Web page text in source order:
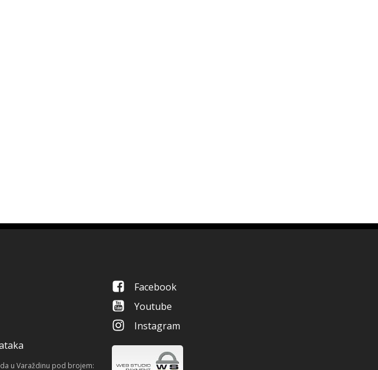
u Varaždinu pod brojem:
Facebook
Youtube
Instagram